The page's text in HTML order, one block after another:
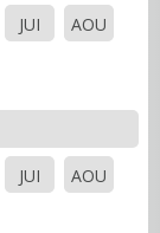
JUI
AOU
JUI
AOU